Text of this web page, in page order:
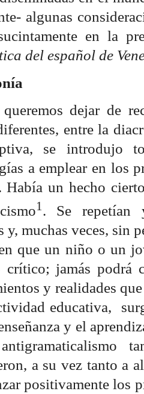
algunas
en la
del español de
dejar de
entre la
se introdujo
a emplear en los
Había un hecho
1. Se repetían
y, muchas veces, sin
que un niño o un
jamás podrá
y realidades
educativa,
y el
a su vez tanto a
positivamente los